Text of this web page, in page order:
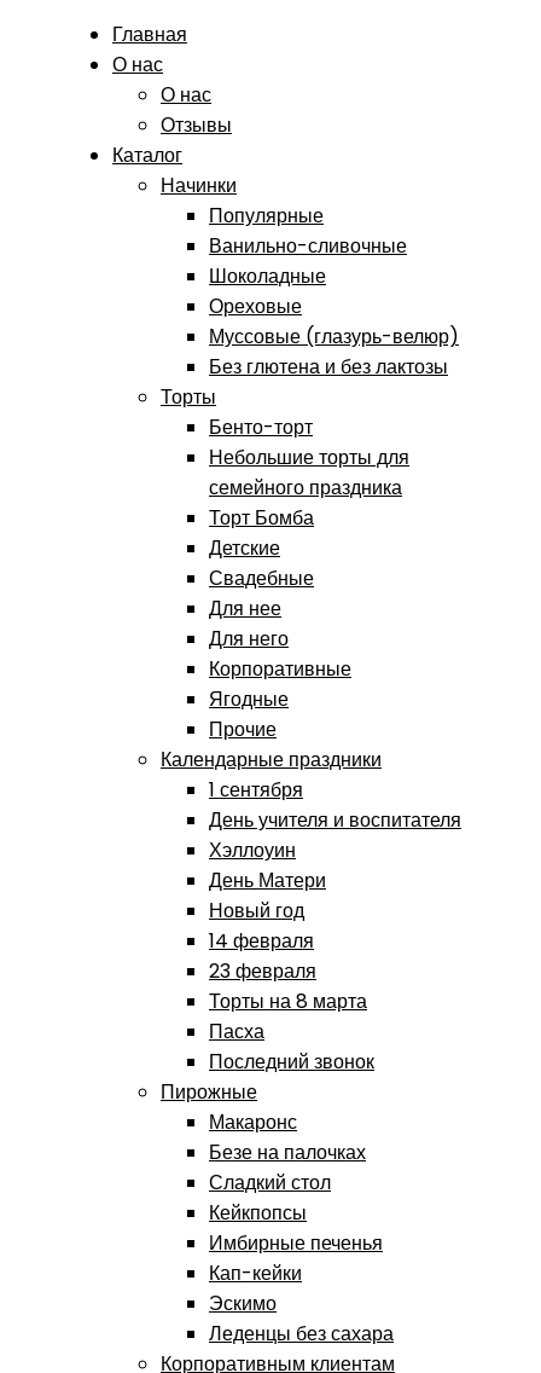
Главная
О нас
О нас
Отзывы
Каталог
Начинки
Популярные
Ванильно-сливочные
Шоколадные
Ореховые
Муссовые (глазурь-велюр)
Без глютена и без лактозы
Торты
Бенто-торт
Небольшие торты для
семейного праздника
Торт Бомба
Детские
Свадебные
Для нее
Для него
Корпоративные
Ягодные
Прочие
Календарные праздники
1 сентября
День учителя и воспитателя
Хэллоуин
День Матери
Новый год
14 февраля
23 февраля
Торты на 8 марта
Пасха
Последний звонок
Пирожные
Макаронс
Безе на палочках
Сладкий стол
Кейкпопсы
Имбирные печенья
Кап-кейки
Эскимо
Леденцы без сахара
Корпоративным клиентам